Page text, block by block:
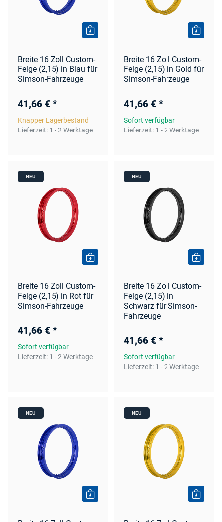
Breite 16 Zoll Custom-
Felge (2,15) in Blau für
Simson-Fahrzeuge
41,66 € *
Knapper Lagerbestand
Lieferzeit: 1 - 2 Werktage
Breite 16 Zoll Custom-
Felge (2,15) in Gold für
Simson-Fahrzeuge
41,66 € *
Sofort verfügbar
Lieferzeit: 1 - 2 Werktage
NEU
Breite 16 Zoll Custom-
Felge (2,15) in Rot für
Simson-Fahrzeuge
41,66 € *
Sofort verfügbar
Lieferzeit: 1 - 2 Werktage
NEU
Breite 16 Zoll Custom-
Felge (2,15) in
Schwarz für Simson-
Fahrzeuge
41,66 € *
Sofort verfügbar
Lieferzeit: 1 - 2 Werktage
NEU NEU